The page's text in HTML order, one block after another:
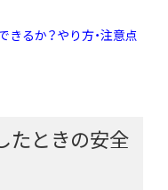
きるか？やり方・注意点
たときの安全